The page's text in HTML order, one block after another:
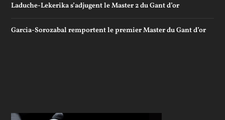
Laduche-Lekerika s’adjugent le Master 2 du Gant d’or
Garcia-Sorozabal remportent le premier Master du Gant d’or